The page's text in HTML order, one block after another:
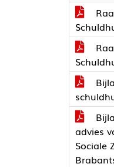
advies
Sociale